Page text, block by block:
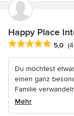
Happy Place
Durchschnittliche
5,0
Du möchtest
einen ganz
Familie
Mehr